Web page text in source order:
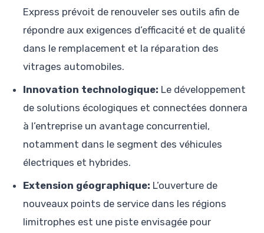
Express prévoit de renouveler ses outils afin de
répondre aux exigences d’efficacité et de qualité
dans le remplacement et la réparation des
vitrages automobiles.
Innovation technologique: Le développement
de solutions écologiques et connectées donnera
à l’entreprise un avantage concurrentiel,
notamment dans le segment des véhicules
électriques et hybrides.
Extension géographique: L’ouverture de
nouveaux points de service dans les régions
limitrophes est une piste envisagée pour